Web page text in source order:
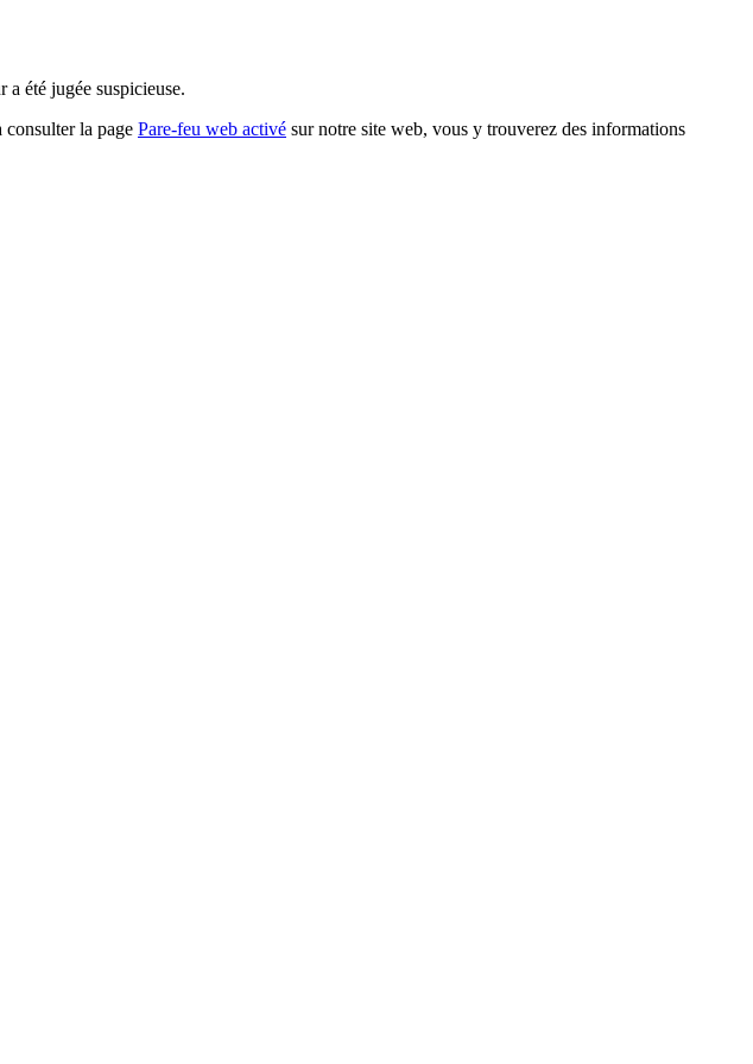
été jugée suspicieuse.
consulter la page Pare-feu web activé sur notre site web, vous y trouverez des informations